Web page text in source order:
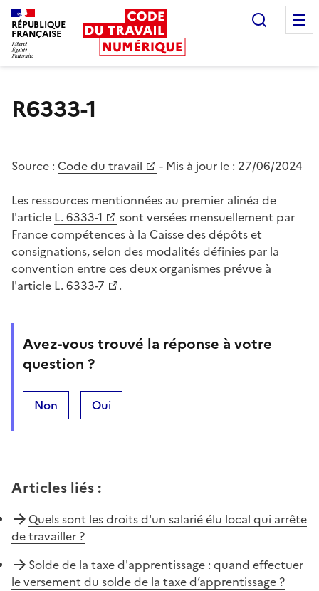
RÉPUBLIQUE
FRANÇAISE
R6333-1
Source : Code du travail - Mis à jour le : 27/06/2024
Les ressources mentionnées au premier alinéa de
l'article L. 6333-1
sont versées mensuellement par
France compétences à la Caisse des dépôts et
consignations, selon des modalités définies par la
convention entre ces deux organismes prévue à
l'article L. 6333-7 .
Avez-vous trouvé la réponse à votre
question ?
Non Oui
Articles liés :
Quels sont les droits d'un salarié élu local qui arrête
de travailler ?
Solde de la taxe d'apprentissage : quand effectuer
le versement du solde de la taxe d’apprentissage ?